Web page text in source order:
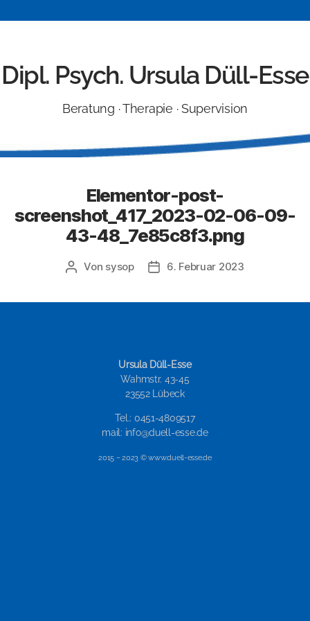
Dipl. Psych. Ursula Düll-Esse
Beratung · Therapie · Supervision
Elementor-post-
screenshot_417_2023-02-06-09-
43-48_7e85c8f3.png
Von sysop 6. Februar 2023
Ursula Düll-Esse
Wahmstr. 43-45
23552 Lübeck
Tel.: 0451-4809517
mail: info@duell-esse.de
2015 – 2023 © www.duell-esse.de